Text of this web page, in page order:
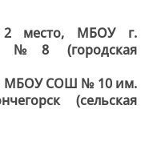
2 место, МБОУ г.
№8 (городская
МБОУ СОШ № 10 им.
(сельская